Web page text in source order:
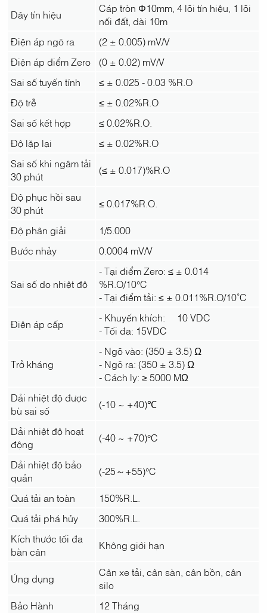
Dây tín hiệu
Cáp tròn Φ10mm, 4 lõi tín hiệu, 1 lõi
nối đất, dài 10m
Điện áp ngõ ra
(2 ± 0.005) mV/V
Điện áp điểm Zero
(0 ± 0.02) mV/V
Sai số tuyến tính
≤ ± 0.025 - 0.03 %R.O
Độ trễ
≤ ± 0.02%R.O
Sai số kết hợp
≤ 0.02%R.O.
Độ lặp lại
≤ ± 0.02%R.O
Sai số khi ngâm tải
30 phút
(≤ ± 0.017)%R.O
Độ phục hồi sau
30 phút
≤ 0.017%R.O.
Độ phân giải
1/5.000
Bước nhảy
0.0004 mV/V
Sai số do nhiệt độ
- Tại điểm Zero: ≤ ± 0.014
%R.O/10°C
- Tại điểm tải: ≤ ± 0.011%R.O/10˚C
Điện áp cấp
- Khuyến khích: 10 VDC
- Tối đa: 15VDC
Trở kháng
- Ngõ vào: (350 ± 3.5) Ω
- Ngõ ra: (350 ± 3.5) Ω
- Cách ly: ≥ 5000 MΩ
Dải nhiệt độ được
bù sai số
(-10 ~ +40)℃
Dải nhiệt độ hoạt
động
(-40 ~ +70)°C
Dải nhiệt độ bảo
quản
(-25～+55)°C
Quá tải an toàn
150%R.L.
Quá tải phá hủy
300%R.L.
Kích thước tối đa
bàn cân
Không giới hạn
Ứng dụng
Cân xe tải, cân sàn, cân bồn, cân
silo
Bảo Hành
12 Tháng